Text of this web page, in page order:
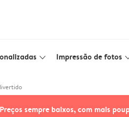
slim_arrow_down Impressão de fotos
Preços sempre baixos, com mais